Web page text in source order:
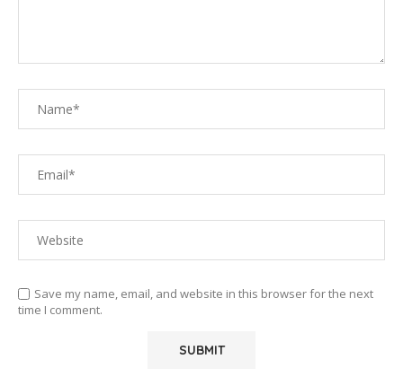
Save my name, email, and website in this browser for the next
time I comment.